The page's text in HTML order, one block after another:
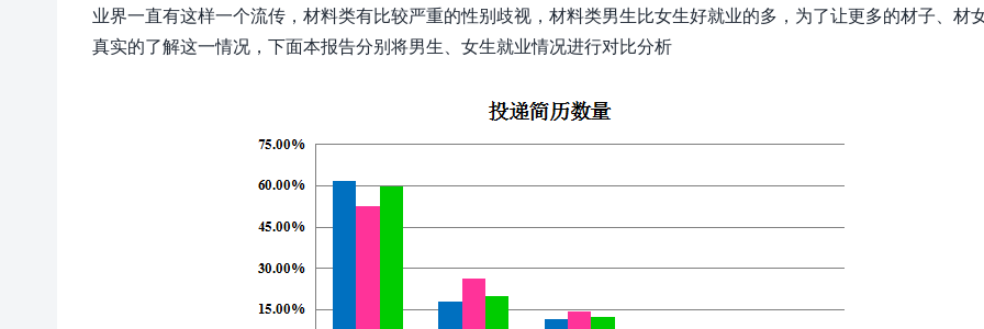
业界一直有这样一个流传，材料类有比较严重的性别歧视，材料类男生比女生好就业的多，为了让更多的材子、材
真实的了解这一情况，下面本报告分别将男生、女生就业情况进行对比分析